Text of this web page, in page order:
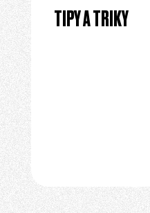
TIPY A TRIKY